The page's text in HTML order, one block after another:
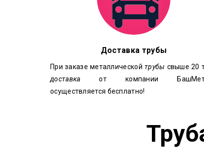
Доставка трубы
При заказе металлической трубы свыше 20
доставка от компании
осуществляется бесплатно!